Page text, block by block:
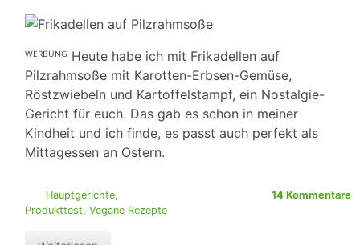
ᵂᴱᴿᴮᵁᴺᴳ Heute habe ich mit Frikadellen auf
Pilzrahmsoße mit Karotten-Erbsen-Gemüse,
Röstzwiebeln und Kartoffelstampf, ein Nostalgie-
Gericht für euch. Das gab es schon in meiner
Kindheit und ich finde, es passt auch perfekt als
Mittagessen an Ostern.
Hauptgerichte,
Produkttest, Vegane Rezepte
14 Kommentare